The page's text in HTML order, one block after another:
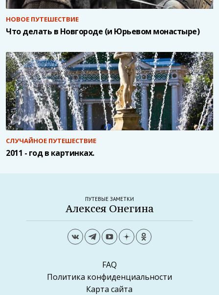
НОВОЕ ПУТЕШЕСТВИЕ
Что делать в Новгороде (и Юрьевом монастыре)
СЛУЧАЙНОЕ ПУТЕШЕСТВИЕ
2011 - год в картинках.
ПУТЕВЫЕ ЗАМЕТКИ
Алексея Онегина
FAQ
Политика конфиденциальности
Карта сайта